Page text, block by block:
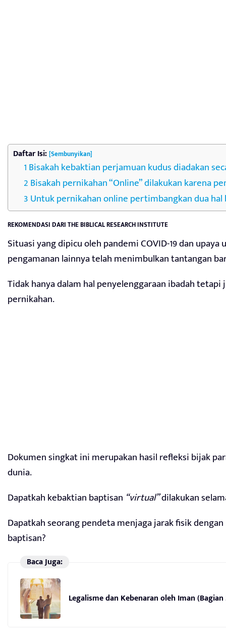
Daftar Isi:[Sembunyikan]
Bisakah kebaktian perjamuan kudus diadakan
Bisakah pernikahan “Online” dilakukan karena
Untuk pernikahan online pertimbangkan dua
REKOMENDASI DARI THE BIBLICAL RESEARCH INSTITUTE
Situasi yang dipicu oleh pandemi COVID-19 dan
pengamanan lainnya telah menimbulkan tantangan
Tidak hanya dalam hal penyelenggaraan ibadah
pernikahan.
Dokumen singkat ini merupakan hasil refleksi bijak
dunia.
Dapatkah kebaktian baptisan “virtual”dilakukan
Dapatkah seorang pendeta menjaga jarak fisik
baptisan?
Baca Juga:
Legalisme dan Kebenaran oleh Iman